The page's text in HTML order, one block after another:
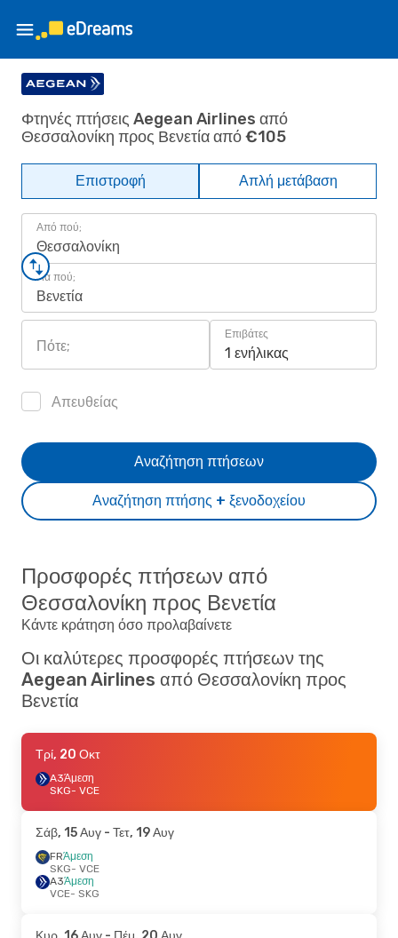
Φτηνές πτήσεις Aegean Airlines από
Θεσσαλονίκη προς Βενετία από €105
Επιστροφή Απλή μετάβαση
Από πού;
Θεσσαλονίκη
Για πού;
Βενετία
Πότε;
Επιβάτες
1 ενήλικας
Απευθείας
Αναζήτηση πτήσης + ξενοδοχείου
Αναζήτηση πτήσεων
Προσφορές πτήσεων από
Θεσσαλονίκη προς Βενετία
Κάντε κράτηση όσο προλαβαίνετε
Οι καλύτερες προσφορές πτήσεων της
Aegean Airlines από Θεσσαλονίκη προς
Βενετία
Τρί, 20 Οκτ
A3Άμεση
SKG- VCE
Σάβ, 15 Αυγ - Τετ, 19 Αυγ
FRΆμεση
SKG- VCE
A3Άμεση
VCE- SKG